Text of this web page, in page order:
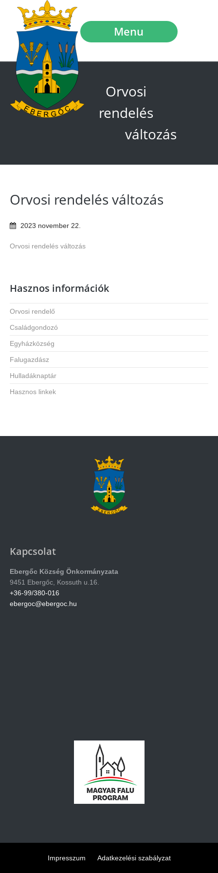
Menu
Orvosi
rendelés
változás
Orvosi rendelés változás
2023 november 22
Orvosi rendelés változás
Hasznos információk
Orvosi rendelő
Családgondozó
Egyházközség
Falugazdász
Hulladáknaptár
Hasznos linkek
Kapcsolat
Ebergőc Község Önkormányzata
9451 Ebergőc, Kossuth u.16.
+36-99/380-016
ebergoc@ebergoc.hu
Impresszum Adatkezelési szabályzat